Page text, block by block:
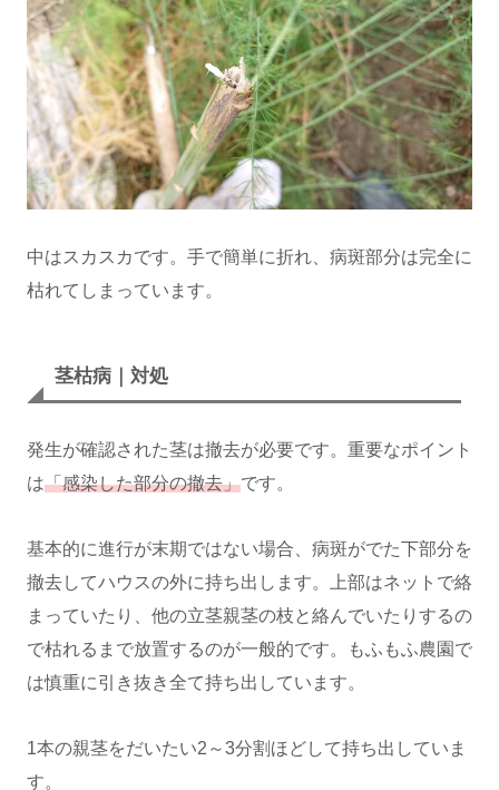
中はスカスカです。手で簡単に折れ、病斑部分は完全に
枯れてしまっています。
茎枯病｜対処
発生が確認された茎は撤去が必要です。重要なポイント
は「感染した部分の撤去」です。
基本的に進行が末期ではない場合、病斑がでた下部分を
撤去してハウスの外に持ち出します。上部はネットで絡
まっていたり、他の立茎親茎の枝と絡んでいたりするの
で枯れるまで放置するのが一般的です。もふもふ農園で
は慎重に引き抜き全て持ち出しています。
1本の親茎をだいたい2～3分割ほどして持ち出していま
す。